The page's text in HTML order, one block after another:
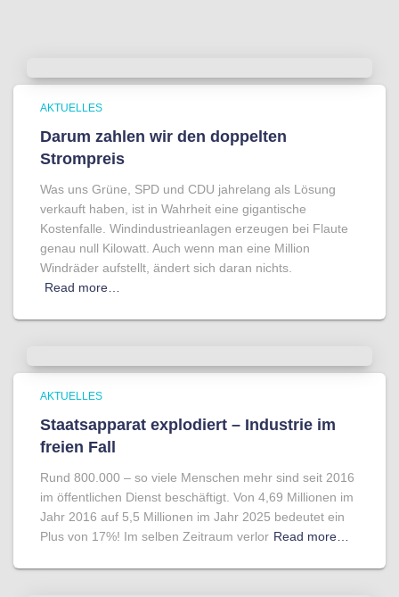
AKTUELLES
Darum zahlen wir den doppelten
Strompreis
Was uns Grüne, SPD und CDU jahrelang als Lösung
verkauft haben, ist in Wahrheit eine gigantische
Kostenfalle. Windindustrieanlagen erzeugen bei Flaute
genau null Kilowatt. Auch wenn man eine Million
Windräder aufstellt, ändert sich daran nichts.
Read more…
AKTUELLES
Staatsapparat explodiert – Industrie im
freien Fall
Rund 800.000 – so viele Menschen mehr sind seit 2016
im öffentlichen Dienst beschäftigt. Von 4,69 Millionen im
Jahr 2016 auf 5,5 Millionen im Jahr 2025 bedeutet ein
Plus von 17%! Im selben Zeitraum verlor Read more…